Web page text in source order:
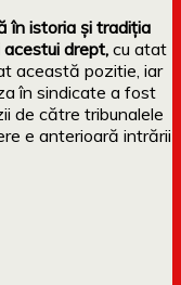
în istoria și tradiția
drept, cu atat
această pozitie, iar
în sindicate a fost
de către tribunalele
e anterioară intrării